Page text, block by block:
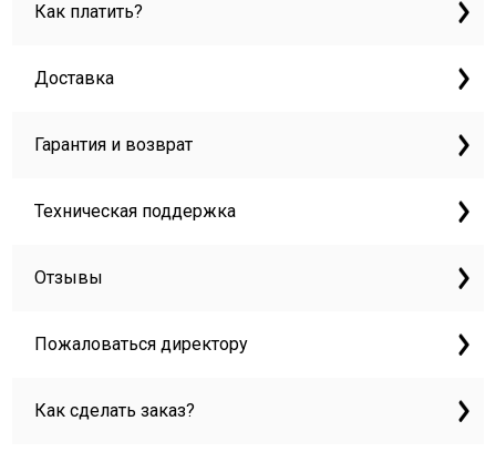
Как платить?
Доставка
Гарантия и возврат
Техническая поддержка
Отзывы
Пожаловаться директору
Как сделать заказ?